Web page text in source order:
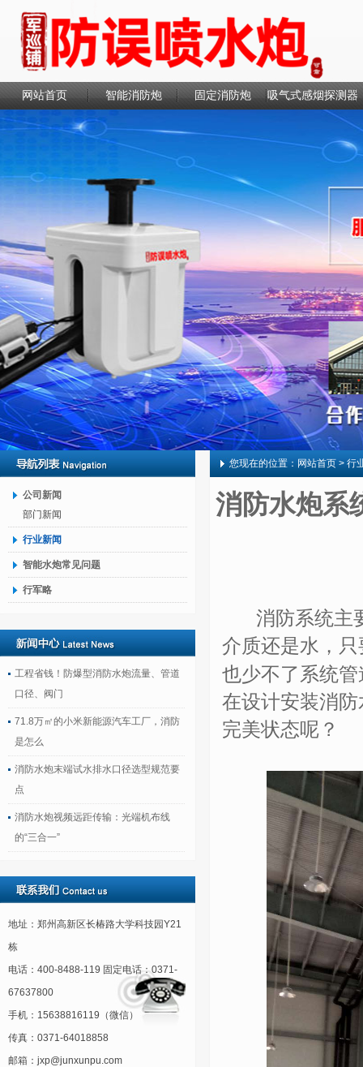
网站首页 智能消防炮 固定消防炮 吸气式感烟探测器
联系我们
公司新闻
部门新闻
行业新闻
智能水炮常见问题
行军略
工程省钱！防爆型消防水炮流量、管道
口径、阀门
71.8万㎡的小米新能源汽车工厂，消防
是怎么
消防水炮末端试水排水口径选型规范要
点
消防水炮视频远距传输：光端机布线
的“三合一”
地址：郑州高新区长椿路大学科技园Y21
栋
电话：400-8488-119 固定电话：0371-
67637800
手机：15638816119（微信）
传真：0371-64018858
邮箱：jxp@junxunpu.com
您现在的位置： 网站首页 > 行
消防水炮系
消防系统主要
介质还是水，
也少不了系统
在设计安装消
完美状态呢？